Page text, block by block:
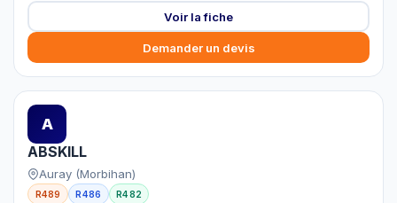
Voir la fiche
Demander un devis
A
ABSKILL
Auray (Morbihan)
R489 R486 R482